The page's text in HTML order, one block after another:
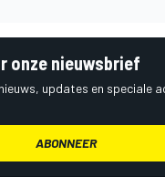
onze nieuwsbrief
updates en speciale
ABONNEER